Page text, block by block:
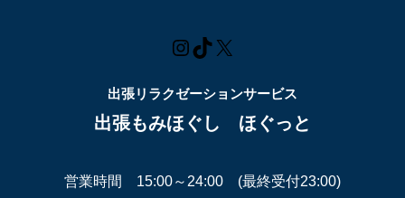
Instagram
TikTok
X
出張リラクゼーションサービス
出張もみほぐし ほぐっと
営業時間 15:00～24:00 (最終受付23:00)